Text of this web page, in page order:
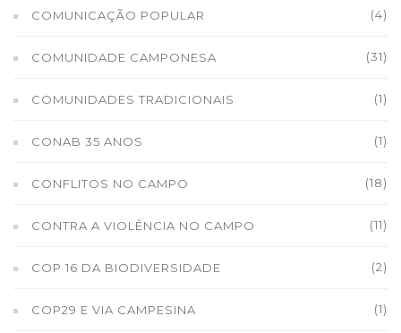
COMUNICAÇÃO POPULAR (4)
COMUNIDADE CAMPONESA (31)
COMUNIDADES TRADICIONAIS (1)
CONAB 35 ANOS (1)
CONFLITOS NO CAMPO (18)
CONTRA A VIOLÊNCIA NO CAMPO (11)
COP 16 DA BIODIVERSIDADE (2)
COP29 E VIA CAMPESINA (1)